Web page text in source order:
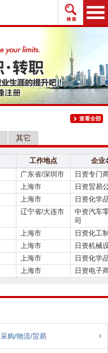
搜索
查看全部
其它
工作地点
企业
广东省/深圳市
日资专门
上海市
日资贸易
上海市
日资化学
辽宁省/大连市
中资汽车
司
上海市
日资化工
上海市
日资机械
上海市
日资化学
上海市 日资电子
采购/物流/贸易